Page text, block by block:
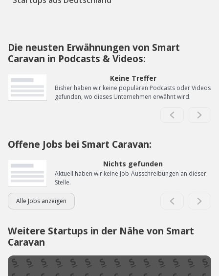
Die neusten Erwähnungen von Smart
Caravan in Podcasts & Videos:
Keine Treffer
Bisher haben wir keine populären Podcasts oder Videos
gefunden, wo dieses Unternehmen erwähnt wird.
Offene Jobs bei Smart Caravan:
Nichts gefunden
Aktuell haben wir keine Job-Ausschreibungen an dieser
Stelle.
Alle Jobs anzeigen
Weitere Startups in der Nähe von Smart
Caravan